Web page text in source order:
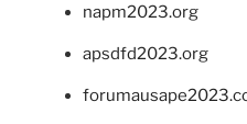
napm2023.org
apsdfd2023.org